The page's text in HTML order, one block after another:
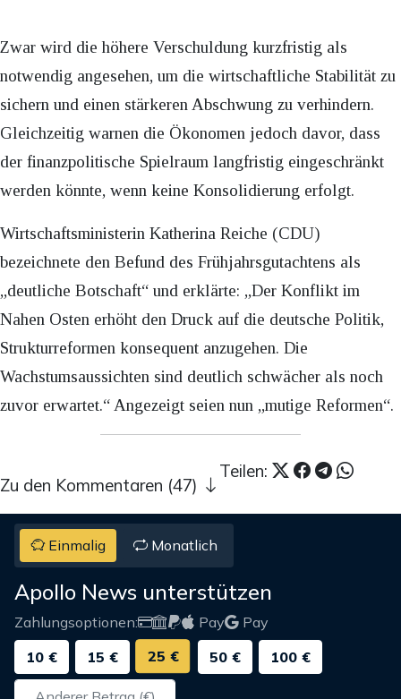
Zwar wird die höhere Verschuldung kurzfristig als
notwendig angesehen, um die wirtschaftliche Stabilität zu
sichern und einen stärkeren Abschwung zu verhindern.
Gleichzeitig warnen die Ökonomen jedoch davor, dass
der finanzpolitische Spielraum langfristig eingeschränkt
werden könnte, wenn keine Konsolidierung erfolgt.
Wirtschaftsministerin Katherina Reiche (CDU)
bezeichnete den Befund des Frühjahrsgutachtens als
„deutliche Botschaft“ und erklärte: „Der Konflikt im
Nahen Osten erhöht den Druck auf die deutsche Politik,
Strukturreformen konsequent anzugehen. Die
Wachstumsaussichten sind deutlich schwächer als noch
zuvor erwartet.“ Angezeigt seien nun „mutige Reformen“.
Teilen:
Zu den Kommentaren (47)
Einmalig Monatlich
Apollo News unterstützen
Zahlungsoptionen: Pay
Pay
10 €
15 € 25 € 50 € 100 €